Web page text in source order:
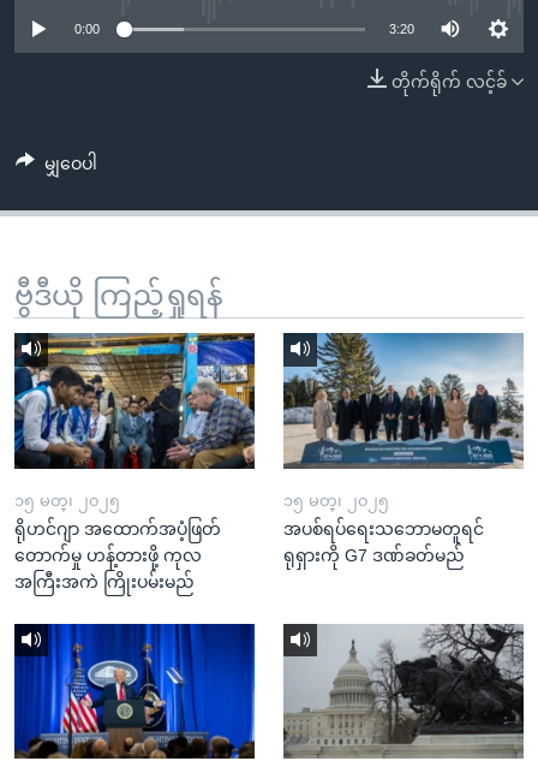
ရှာဖွေ
နေရာ
သို့
ကျော်
ရန်
0:00 3:20
တိုက်ရိုက် လင့်ခ်
မျှဝေပါ
ဗွီဒီယို ကြည့်ရှုရန်
၁၅ မတ္၊ ၂၀၂၅
ရိုဟင်ဂျာ အထောက်အပံ့ဖြတ်
တောက်မှု ဟန့်တားဖို့ ကုလ
အကြီးအကဲ ကြိုးပမ်းမည်
၁၅ မတ္၊ ၂၀၂၅
အပစ်ရပ်ရေးသဘောမတူရင်
ရုရှားကို G7 ဒဏ်ခတ်မည်